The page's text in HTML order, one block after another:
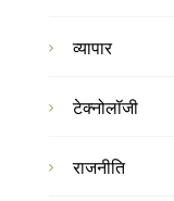
व्यापार
टेक्नोलॉजी
राजनीति